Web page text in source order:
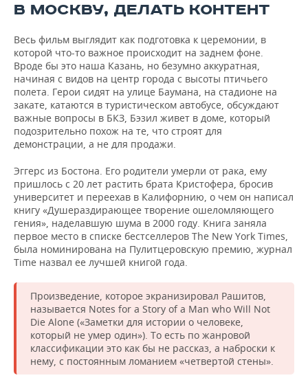
В МОСКВУ, ДЕЛАТЬ КОНТЕНТ
Весь фильм выглядит как подготовка к церемонии, в
которой что-то важное происходит на заднем фоне.
Вроде бы это наша Казань, но безумно аккуратная,
начиная с видов на центр города с высоты птичьего
полета. Герои сидят на улице Баумана, на стадионе на
закате, катаются в туристическом автобусе, обсуждают
важные вопросы в БКЗ, Бэзил живет в доме, который
подозрительно похож на те, что строят для
демонстрации, а не для продажи.
Эггерс из Бостона. Его родители умерли от рака, ему
пришлось с 20 лет растить брата Кристофера, бросив
университет и переехав в Калифорнию, о чем он написал
книгу «Душераздирающее творение ошеломляющего
гения», наделавшую шума в 2000 году. Книга заняла
первое место в списке бестселлеров The New York Times,
была номинирована на Пулитцеровскую премию, журнал
Time назвал ее лучшей книгой года.
Произведение, которое экранизировал Рашитов,
называется Notes for a Story of a Man who Will Not
Die Alone («Заметки для истории о человеке,
который не умер один»). То есть по жанровой
классификации это как бы не рассказ, а наброски к
нему, с постоянным ломанием «четвертой стены».